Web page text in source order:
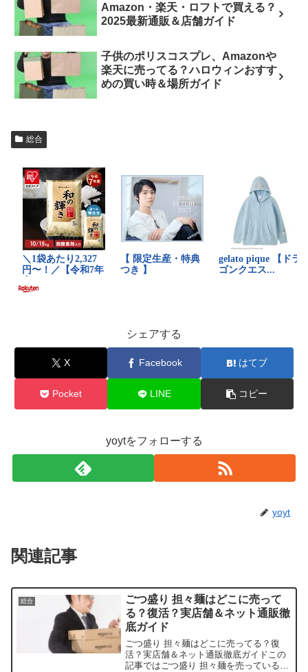
Amazon・楽天・ロフトで買える？
2025最新通販＆店舗ガイド
子供のポリスコスプレ、Amazonや
楽天に売ってる？ハロウィンおすす
めの買い時＆場所ガイド
総合
シェアする
X Facebook はてブ
Pocket LINE コピー
yoytをフォローする
yoyt
関連記事
総合
ごつ盛り 担々麺はどこに売って
る？復活？実店舗＆ネット通販徹
底ガイド
ごつ盛り 担々麺はどこに売ってる？復
活？実店舗＆ネット通販徹底ガイドこの
記事ではごつ盛り 担々麺を売っているお